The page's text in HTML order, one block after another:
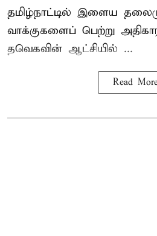
தமிழ்நாட்டில் இளைய
வாக்குகளைப் பெற்று
தவெகவின் ஆட்சியில் ...
Read